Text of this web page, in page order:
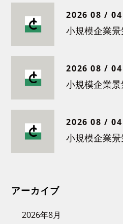
2026 08 / 04
2026 08 / 04
2026 08 / 04
アーカイブ
2026年8月